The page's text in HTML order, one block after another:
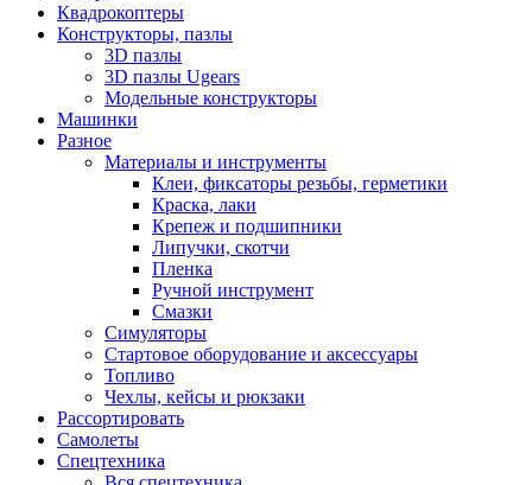
Квадрокоптеры
Конструкторы, пазлы
3D пазлы
3D пазлы Ugears
Модельные конструкторы
Машинки
Разное
Материалы и инструменты
Клеи, фиксаторы резьбы, герметики
Краска, лаки
Крепеж и подшипники
Липучки, скотчи
Пленка
Ручной инструмент
Смазки
Симуляторы
Стартовое оборудование и аксессуары
Топливо
Чехлы, кейсы и рюкзаки
Рассортировать
Самолеты
Спецтехника